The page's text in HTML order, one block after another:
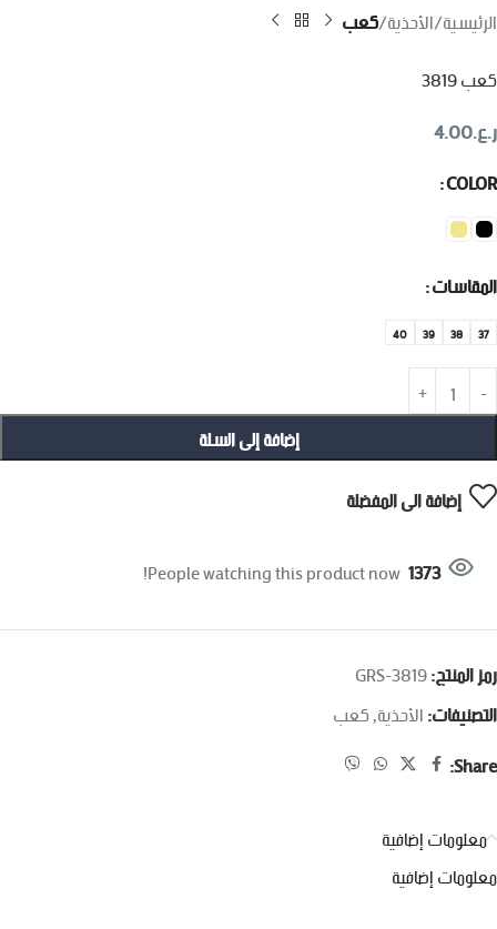
الرئيسية الأحذية كعب
كعب 3819
ر.ع.4.00
COLOR
المقاسات
37
38
39
40
إضافة إلى السلة
إضافة الى المفضلة
1373
People watching this product now!
رمز المنتج:GRS-3819
التصنيفات:الأحذية,كعب
Share:
معلومات إضافية
معلومات إضافية